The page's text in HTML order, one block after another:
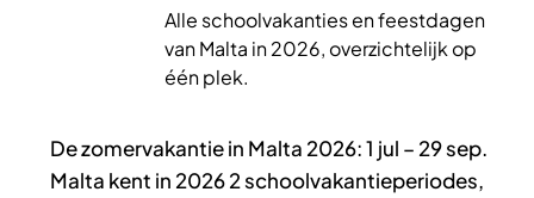
Alle schoolvakanties en feestdagen
van Malta in 2026, overzichtelijk op
één plek.
De zomervakantie in Malta 2026: 1 jul – 29 sep.
Malta kent in 2026 2 schoolvakantieperiodes,